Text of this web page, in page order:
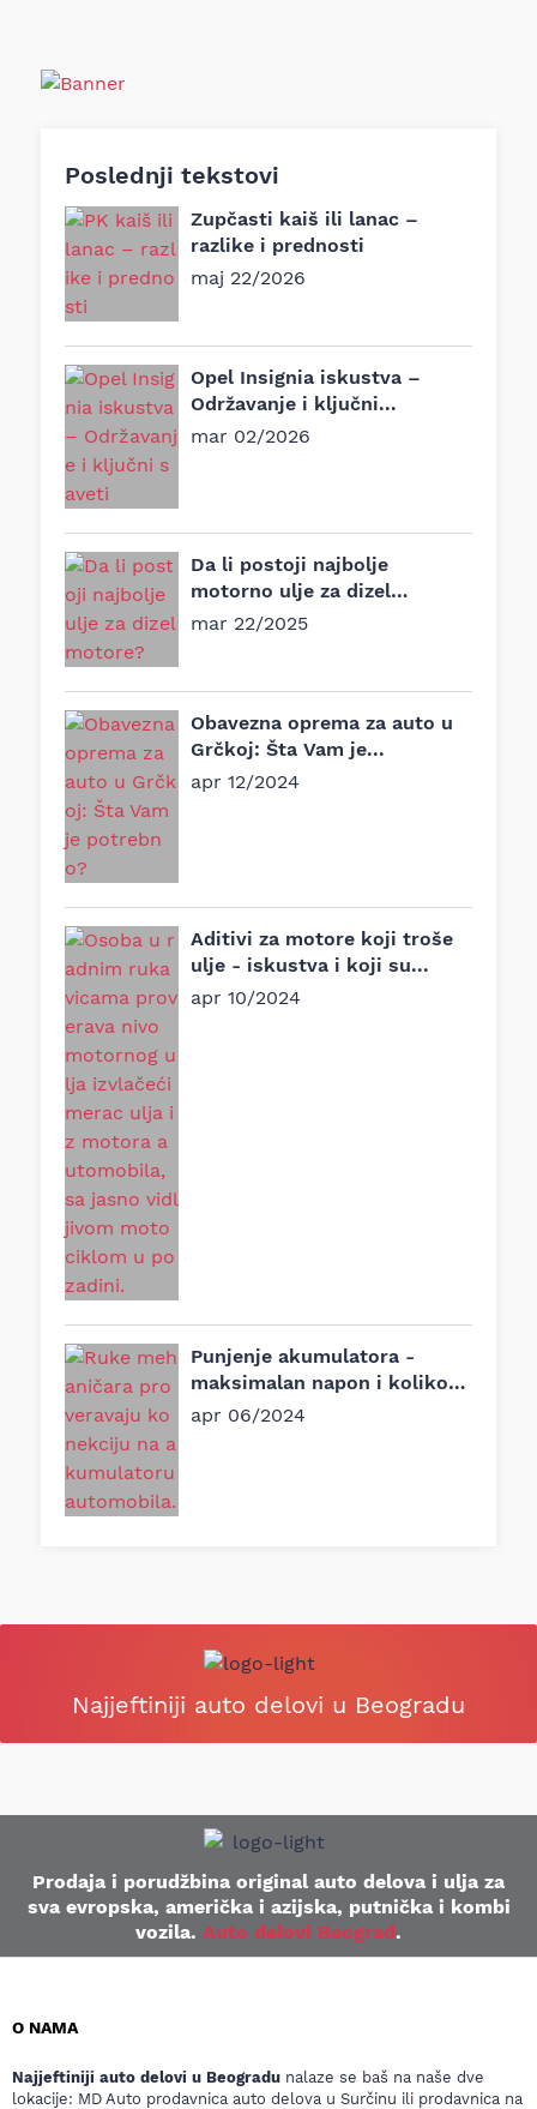
Poslednji tekstovi
Zupčasti kaiš ili lanac –
razlike i prednosti
maj 22/2026
Opel Insignia iskustva –
Održavanje i ključni...
mar 02/2026
Da li postoji najbolje
motorno ulje za dizel
motore?
mar 22/2025
Obavezna oprema za auto u
Grčkoj: Šta Vam je...
apr 12/2024
Aditivi za motore koji troše
ulje - iskustva i koji su...
apr 10/2024
Punjenje akumulatora -
maksimalan napon i koliko
traje?
apr 06/2024
Najjeftiniji auto delovi u Beogradu
Prodaja i porudžbina original auto delova i ulja za
sva evropska, američka i azijska, putnička i kombi
vozila. Auto delovi Beograd.
O NAMA
Najjeftiniji auto delovi u Beogradu nalaze se baš na naše dve
lokacije: MD Auto prodavnica auto delova u Surčinu ili prodavnica na